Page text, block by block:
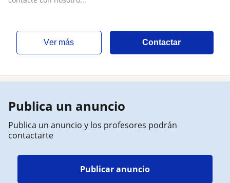
ver más Contactar
Publica un anuncio
Publica un anuncio y los profesores podrán
contactarte
Publicar anuncio